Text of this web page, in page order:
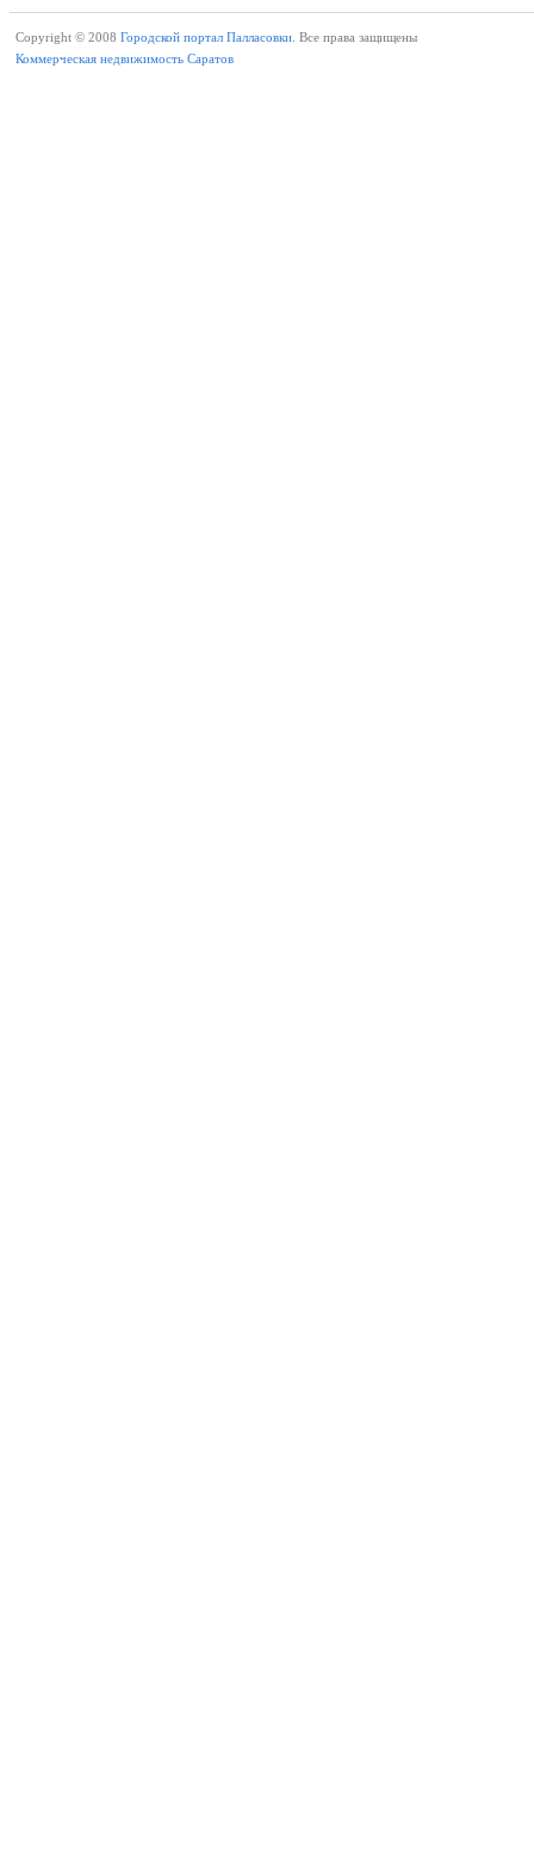
Copyright © 2008 Городской портал Палласовки. Все права защищены
Коммерческая недвижимость Саратов